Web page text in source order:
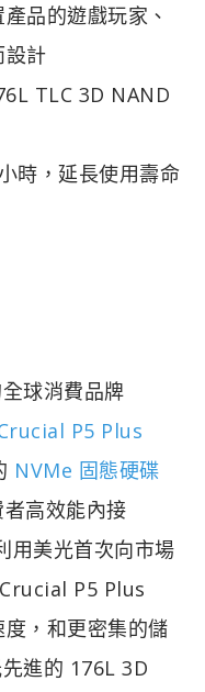
品的遊戲玩家、
設計
TLC 3D NAND
時，延長使用壽命
球消費品牌
P5 Plus
NVMe 固態硬碟
者高效能內接
用美光首次向市場
P5 Plus
，和更密集的儲
進的 176L 3D